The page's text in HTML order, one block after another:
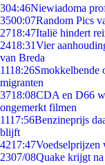
304:46Niewiadoma
3500:07Random Pics
2718:47Italië hindert
2418:31Vier
van Breda
1118:26Smokkelbende
migranten
3718:08CDA en D66
ongemerkt filmen
1117:56Benzineprijs
blijft
4217:47Voedselprijzen
2307/08Quake krijgt